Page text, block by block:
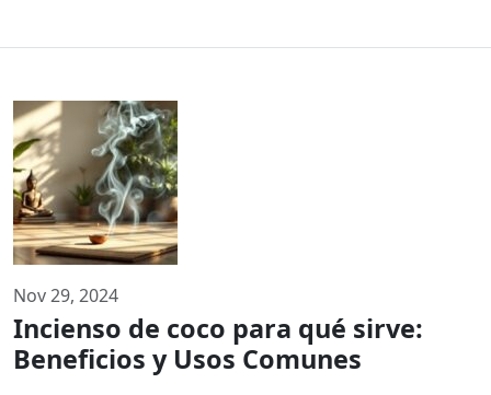
Nov 29, 2024
Incienso de coco para qué sirve:
Beneficios y Usos Comunes